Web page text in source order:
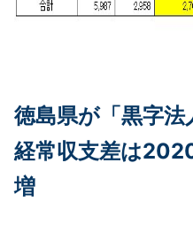
徳島県が「黒字
経常収支差は
増